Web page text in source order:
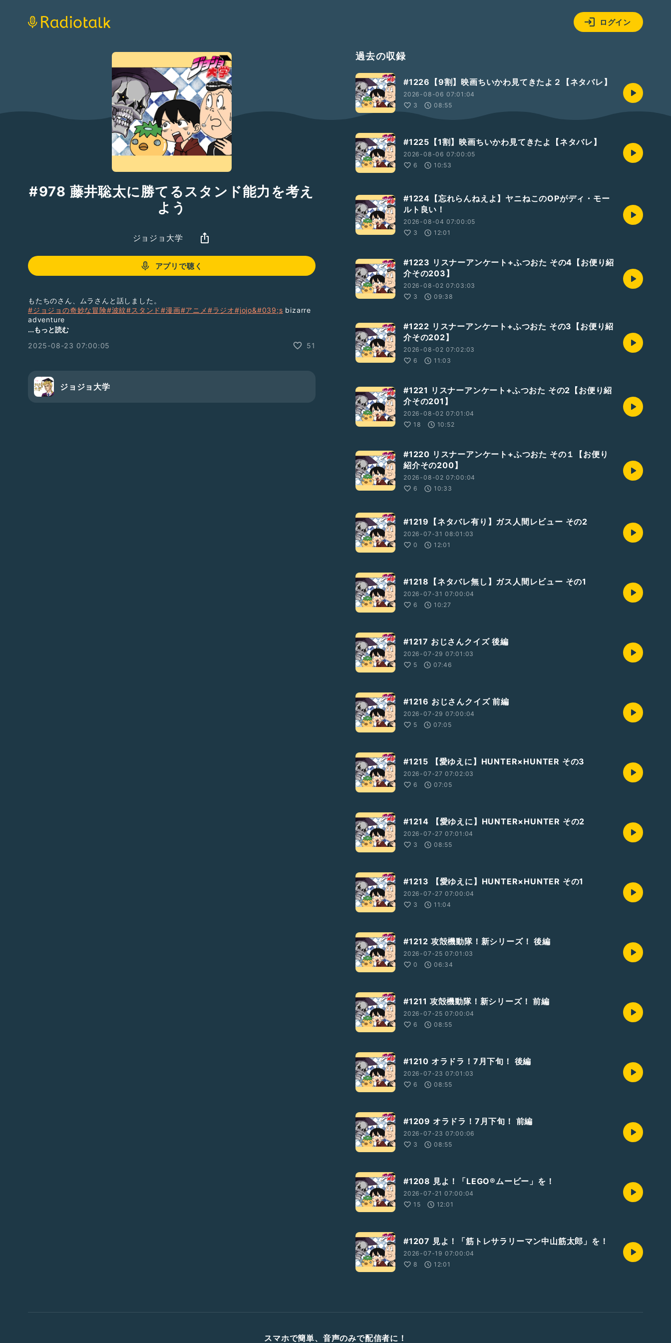
ログイン
#978 藤井聡太に勝てるスタンド能力を考え
よう
ジョジョ大学
アプリで聴く
もたちのさん、ムラさんと話しました。
#ジョジョの奇妙な冒険#波紋#スタンド#漫画#アニメ#ラジオ#jojo&#039;s bizarre
adventure
◆動画企画「ジョジョ大学」（YouTube）
◆ラジオ「ジョジョ大学」（YouTube）
https://radiotalk.jp/program/88764
◆ラジオ「ジョジョ大学」（Spotify）
https://open.spotify.com/show/6I602COX77sf1GSxU97Pzu
...もっと読む
2025-08-23 07:00:05
51
ジョジョ大学
過去の収録
#1226【9割】映画ちいかわ見てきたよ２【ネタバレ】
2026-08-06 07:01:04
3
08:55
#1225【1割】映画ちいかわ見てきたよ【ネタバレ】
2026-08-06 07:00:05
6
10:53
#1224【忘れらんねえよ】ヤニねこのOPがディ・モー
ルト良い！
2026-08-04 07:00:05
3
12:01
#1223 リスナーアンケート+ふつおた その4【お便り紹
介その203】
2026-08-02 07:03:03
3
09:38
#1222 リスナーアンケート+ふつおた その3【お便り紹
介その202】
2026-08-02 07:02:03
6
11:03
#1221 リスナーアンケート+ふつおた その2【お便り紹
介その201】
2026-08-02 07:01:04
18
10:52
#1220 リスナーアンケート+ふつおた その１【お便り
紹介その200】
2026-08-02 07:00:04
6
10:33
#1219【ネタバレ有り】ガス人間レビュー その2
2026-07-31 08:01:03
0
12:01
#1218【ネタバレ無し】ガス人間レビュー その1
2026-07-31 07:00:04
6
10:27
#1217 おじさんクイズ 後編
2026-07-29 07:01:03
5
07:46
#1216 おじさんクイズ 前編
2026-07-29 07:00:04
5
07:05
#1215 【愛ゆえに】HUNTER×HUNTER その3
2026-07-27 07:02:03
6
07:05
#1214 【愛ゆえに】HUNTER×HUNTER その2
2026-07-27 07:01:04
3
08:55
#1213 【愛ゆえに】HUNTER×HUNTER その1
2026-07-27 07:00:04
3
11:04
#1212 攻殻機動隊！新シリーズ！ 後編
2026-07-25 07:01:03
0
06:34
#1211 攻殻機動隊！新シリーズ！ 前編
2026-07-25 07:00:04
6
08:55
#1210 オラドラ！7月下旬！ 後編
2026-07-23 07:01:03
6
08:55
#1209 オラドラ！7月下旬！ 前編
2026-07-23 07:00:06
3
08:55
#1208 見よ！「LEGO®ムービー」を！
2026-07-21 07:00:04
15
12:01
#1207 見よ！「筋トレサラリーマン中山筋太郎」を！
2026-07-19 07:00:04
8
12:01
スマホで簡単、音声のみで配信者に！